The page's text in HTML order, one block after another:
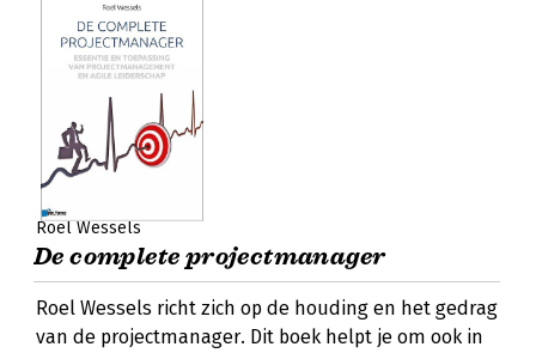
Roel Wessels
De complete projectmanager
Roel Wessels richt zich op de houding en het gedrag
van de projectmanager. Dit boek helpt je om ook in